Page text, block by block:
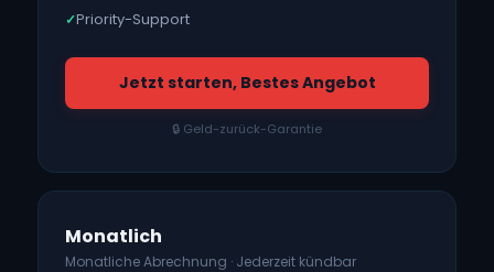
Monatlich
Monatliche Abrechnung · Jederzeit kündbar
✓Priority-Support
Jetzt starten, Bestes Angebot
🔒 Geld-zurück-Garantie